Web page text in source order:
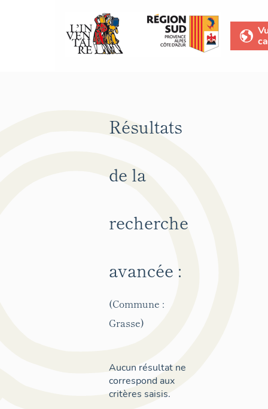
Résultats
de la
recherche
avancée :
(Commune :
Grasse)
Aucun résultat ne
correspond aux
critères saisis.